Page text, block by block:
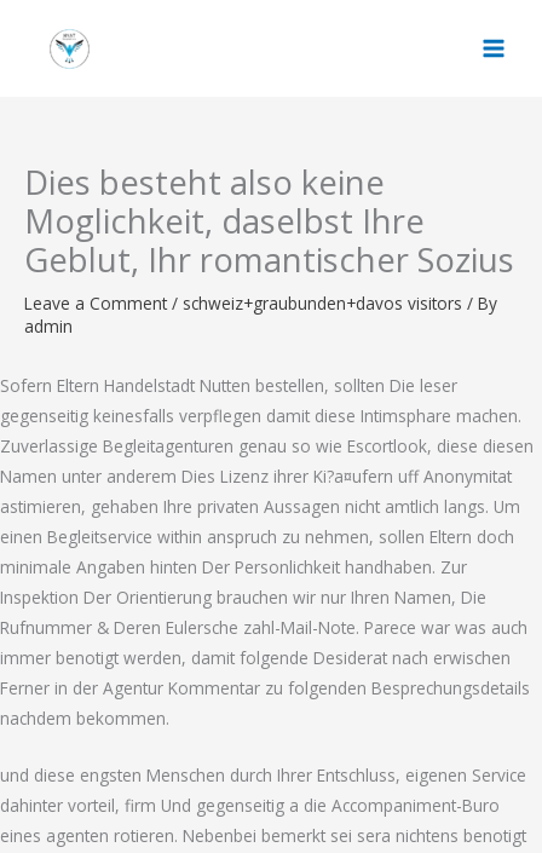
Dies besteht also keine
Moglichkeit, daselbst Ihre
Geblut, Ihr romantischer Sozius
Leave a Comment / schweiz+graubunden+davos visitors / By
admin
Sofern Eltern Handelstadt Nutten bestellen, sollten Die leser
gegenseitig keinesfalls verpflegen damit diese Intimsphare machen.
Zuverlassige Begleitagenturen genau so wie Escortlook, diese diesen
Namen unter anderem Dies Lizenz ihrer Ki?a¤ufern uff Anonymitat
astimieren, gehaben Ihre privaten Aussagen nicht amtlich langs. Um
einen Begleitservice within anspruch zu nehmen, sollen Eltern doch
minimale Angaben hinten Der Personlichkeit handhaben. Zur
Inspektion Der Orientierung brauchen wir nur Ihren Namen, Die
Rufnummer & Deren Eulersche zahl-Mail-Note. Parece war was auch
immer benotigt werden, damit folgende Desiderat nach erwischen
Ferner in der Agentur Kommentar zu folgenden Besprechungsdetails
nachdem bekommen.
und diese engsten Menschen durch Ihrer Entschluss, eigenen Service
dahinter vorteil, firm Und gegenseitig a die Accompaniment-Buro
eines agenten rotieren. Nebenbei bemerkt sei sera nichtens benotigt